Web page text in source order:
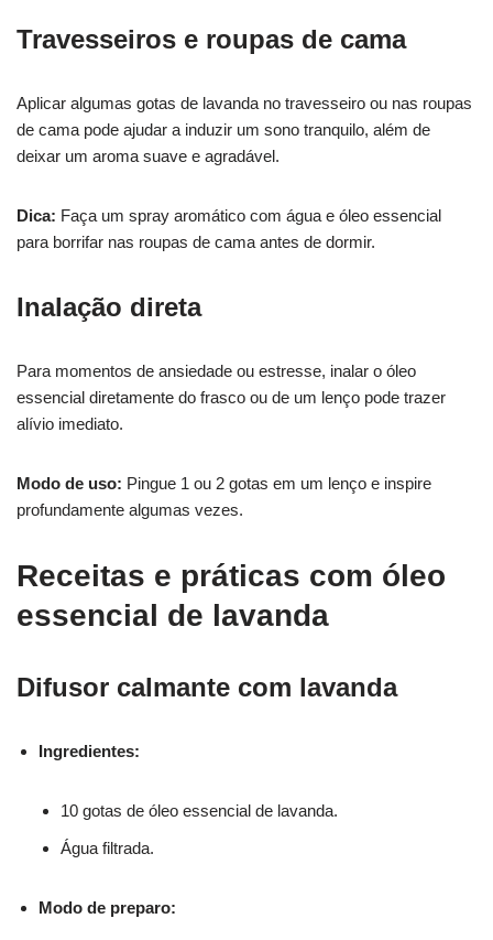
Travesseiros e roupas de cama
Aplicar algumas gotas de lavanda no travesseiro ou nas roupas
de cama pode ajudar a induzir um sono tranquilo, além de
deixar um aroma suave e agradável.
Dica: Faça um spray aromático com água e óleo essencial
para borrifar nas roupas de cama antes de dormir.
Inalação direta
Para momentos de ansiedade ou estresse, inalar o óleo
essencial diretamente do frasco ou de um lenço pode trazer
alívio imediato.
Modo de uso: Pingue 1 ou 2 gotas em um lenço e inspire
profundamente algumas vezes.
Receitas e práticas com óleo
essencial de lavanda
Difusor calmante com lavanda
Ingredientes:
10 gotas de óleo essencial de lavanda.
Água filtrada.
Modo de preparo: